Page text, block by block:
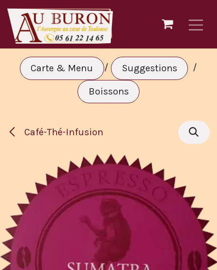
Se rendre au contenu
Carte & Menu / Suggestions /
Boissons
Café-Thé-Infusion